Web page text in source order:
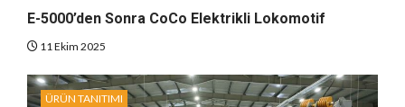
E-5000’den Sonra CoCo Elektrikli Lokomotif
11 Ekim 2025
ÜRÜN TANITIMI